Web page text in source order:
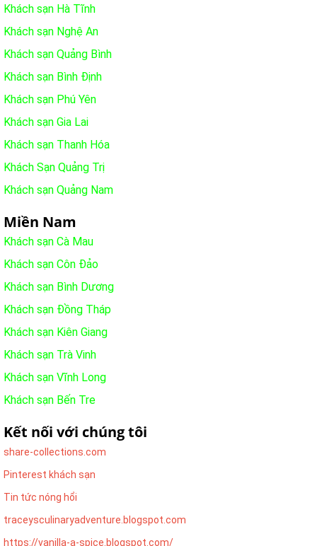
Khách sạn Hà Tĩnh
Khách sạn Nghệ An
Khách sạn Quảng Bình
Khách sạn Bình Định
Khách sạn Phú Yên
Khách sạn Gia Lai
Khách sạn Thanh Hóa
Khách Sạn Quảng Trị
Khách sạn Quảng Nam
Miền Nam
Khách sạn Cà Mau
Khách sạn Côn Đảo
Khách sạn Bình Dương
Khách sạn Đồng Tháp
Khách sạn Kiên Giang
Khách sạn Trà Vinh
Khách sạn Vĩnh Long
Khách sạn Bến Tre
Kết nối với chúng tôi
share-collections.com
Pinterest khách sạn
Tin tức nóng hổi
traceysculinaryadventure.blogspot.com
https://vanilla-a-spice.blogspot.com/